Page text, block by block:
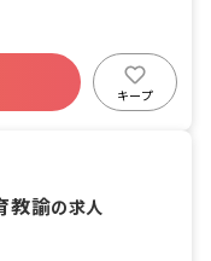
道 23 分
キープ
教諭の求人